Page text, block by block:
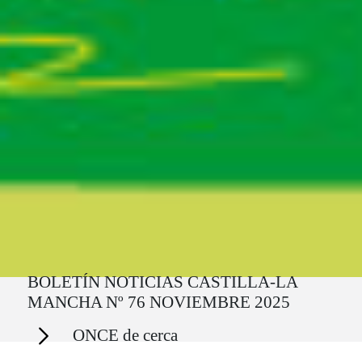
BOLETÍN NOTICIAS CASTILLA-LA
MANCHA Nº 76 NOVIEMBRE 2025
Secciones ONCE de cerca